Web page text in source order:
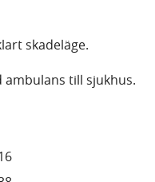
skadeläge.
ambulans till sjukhus.